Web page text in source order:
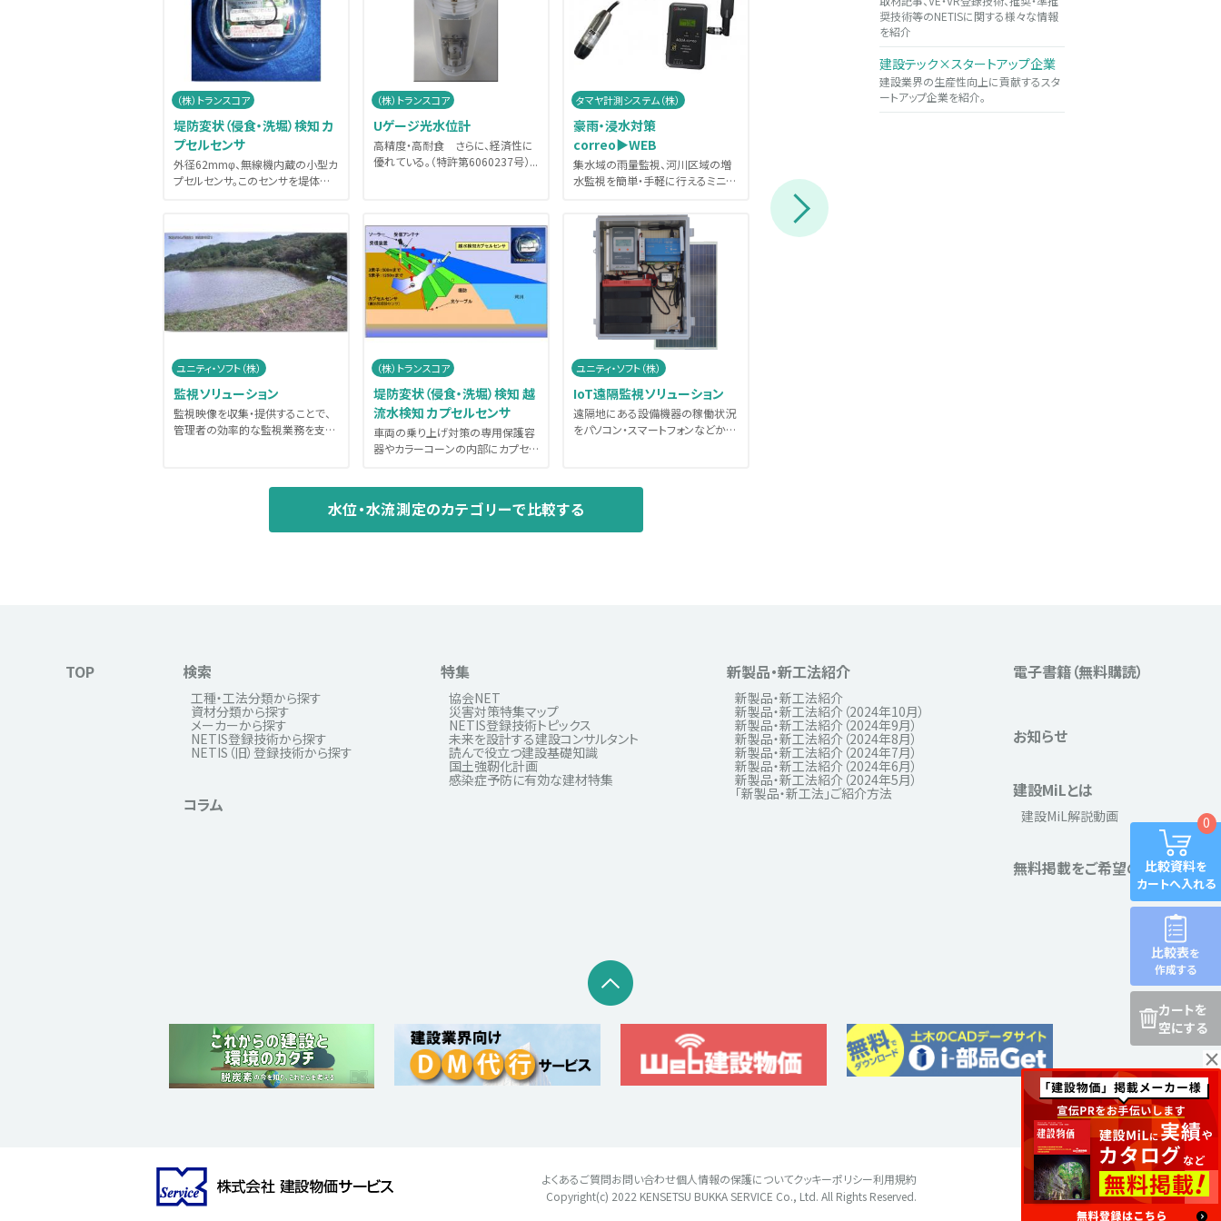
0
比較資料を
カートへ入れる
比較表を
作成する
カートを
空にする
堤防変状（侵食・洗堀）検知 カ
プセルセンサ
外径62mmφ、無線機内蔵の小型カ
プセルセンサ。このセンサを堤体や
（株）トランスコア
Uゲージ光水位計
高精度・高耐食 さらに、経済性に
優れている。（特許第6060237号）...
（株）トランスコア
豪雨・浸水対策
correo▶WEB
集水域の雨量監視、河川区域の増
水監視を簡単・手軽に行えるミニマ
タマヤ計測システム（株）
監視ソリューション
監視映像を収集・提供することで、
管理者の効率的な監視業務を支援
ユニティ・ソフト（株）
堤防変状（侵食・洗堀）検知 越
流水検知 カプセルセンサ
車両の乗り上げ対策の専用保護容
器やカラーコーンの内部にカプセル
（株）トランスコア
IoT遠隔監視ソリューション
遠隔地にある設備機器の稼働状況
をパソコン・スマートフォンなどから
ユニティ・ソフト（株）
活用し、農業用ため池の水位を遠隔
で監視できるシステム。迅速か...
（株）トランスコア
水位・水流測定のカテゴリーで比較する
奨技術等のNETISに関する様々な情報
を紹介
建設テック×スタートアップ企業
建設業界の生産性向上に貢献するスタ
ートアップ企業を紹介。
TOP 検索
工種・工法分類から探す
資材分類から探す
メーカーから探す
NETIS登録技術から探す
NETIS（旧）登録技術から探す
コラム
特集
協会NET
災害対策特集マップ
NETIS登録技術トピックス
未来を設計する建設コンサルタント
読んで役立つ建設基礎知識
国土強靭化計画
感染症予防に有効な建材特集
新製品・新工法紹介
新製品・新工法紹介
新製品・新工法紹介（2024年10月）
新製品・新工法紹介（2024年9月）
新製品・新工法紹介（2024年8月）
新製品・新工法紹介（2024年7月）
新製品・新工法紹介（2024年6月）
新製品・新工法紹介（2024年5月）
「新製品・新工法」ご紹介方法
電子書籍（無料購読）
お知らせ
建設MiLとは
建設MiL解説動画
無料掲載をご希望の方
よくあるご質問お問い合わせ個人情報の保護についてクッキーポリシー利用規約
Copyright(c) 2022 KENSETSU BUKKA SERVICE Co., Ltd. All Rights Reserved.
×